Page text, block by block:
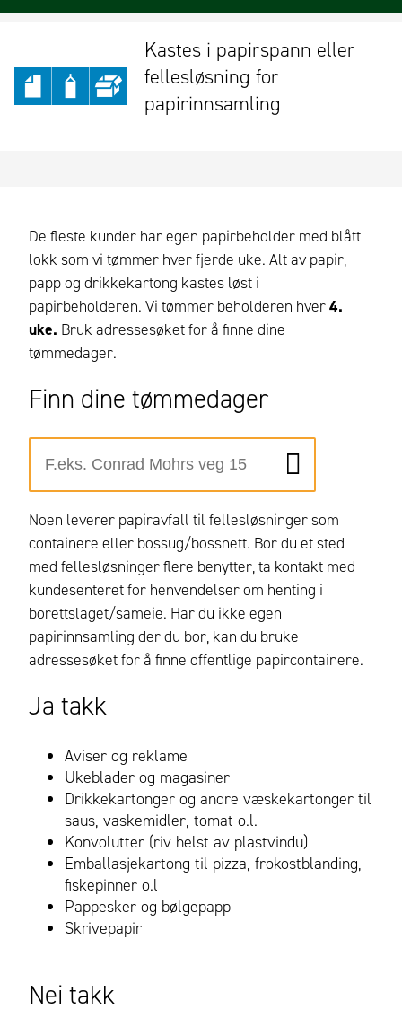
Kastes i papirspann eller
fellesløsning for
papirinnsamling
De fleste kunder har egen papirbeholder med blått
lokk som vi tømmer hver fjerde uke. Alt av papir,
papp og drikkekartong kastes løst i
papirbeholderen. Vi tømmer beholderen hver4.
uke. Bruk adressesøket for å finne dine
tømmedager.
Finn dine tømmedager
Noen leverer papiravfall til fellesløsninger som
containere eller bossug/bossnett. Bor du et sted
med fellesløsninger flere benytter, ta kontakt med
kundesenteret for henvendelser om henting i
borettslaget/sameie. Har du ikke egen
papirinnsamling der du bor, kan du bruke
adressesøket for å finne offentlige papircontainere.
Ja takk
Aviser og reklame
Ukeblader og magasiner
Drikkekartonger og andre væskekartonger til
saus, vaskemidler, tomat o.l.
Konvolutter (riv helst av plastvindu)
Emballasjekartong til pizza, frokostblanding,
fiskepinner o.l
Pappesker og bølgepapp
Skrivepapir
Nei takk